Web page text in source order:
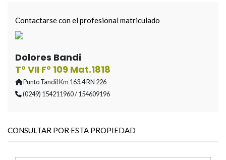
Contactarse con el profesional matriculado
Dolores Bandi
T° VII F° 109 Mat.1818
Punto Tandil Km 163.4 RN 226
(0249) 154211960 / 154609196
CONSULTAR POR ESTA PROPIEDAD